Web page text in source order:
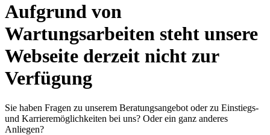
Aufgrund von
Wartungsarbeiten steht unsere
Webseite derzeit nicht zur
Verfügung
Sie haben Fragen zu unserem Beratungsangebot oder zu Einstiegs-
und Karrieremöglichkeiten bei uns? Oder ein ganz anderes
Anliegen?